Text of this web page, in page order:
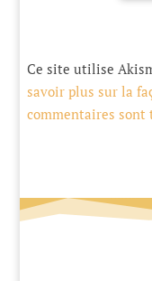
Ce site utilise
savoir plus sur la
commentaires sont